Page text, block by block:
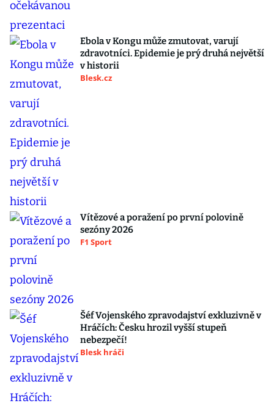
Ebola v Kongu může zmutovat, varují
zdravotníci. Epidemie je prý druhá největší
v historii
Blesk.cz
Vítězové a poražení po první polovině
sezóny 2026
F1 Sport
Šéf Vojenského zpravodajství exkluzivně v
Hráčích: Česku hrozil vyšší stupeň
nebezpečí!
Blesk hráči